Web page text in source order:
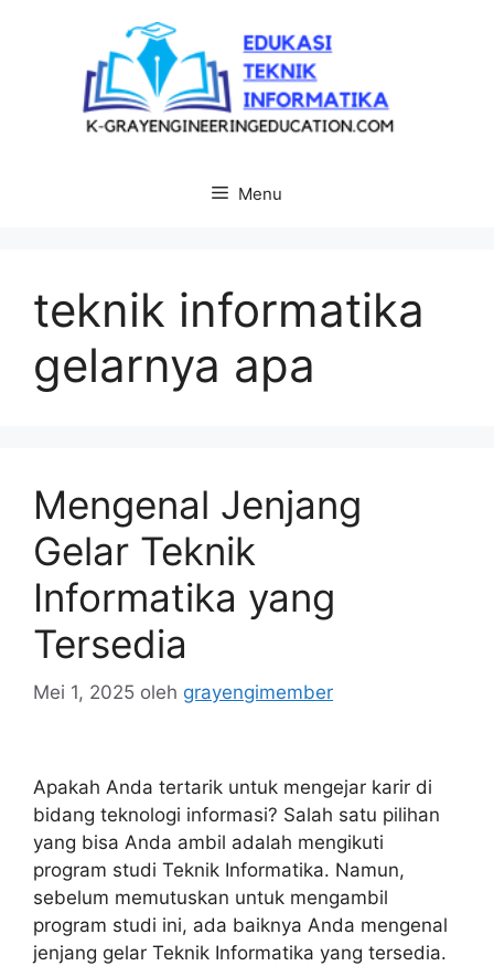
Menu
teknik informatika
gelarnya apa
Mengenal Jenjang
Gelar Teknik
Informatika yang
Tersedia
Mei 1, 2025 oleh grayengimember
Apakah Anda tertarik untuk mengejar karir di
bidang teknologi informasi? Salah satu pilihan
yang bisa Anda ambil adalah mengikuti
program studi Teknik Informatika. Namun,
sebelum memutuskan untuk mengambil
program studi ini, ada baiknya Anda mengenal
jenjang gelar Teknik Informatika yang tersedia.